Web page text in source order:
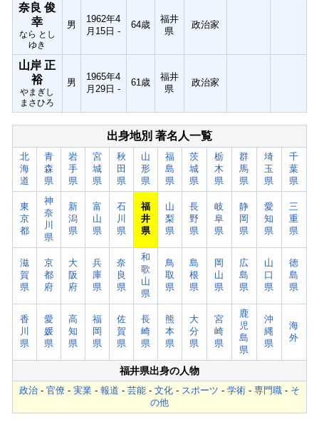
奈良 俊
幸
なら とし
ゆき
男
1962年4
月15日 -
64歳
福井
県
政治家
山岸 正
裕
やまぎし
まさひろ
男
1965年4
月29日 -
61歳
福井
県
政治家
出身地別 著名人一覧
北
海
道
青
森
県
岩
手
県
宮
城
県
秋
田
県
山
形
県
福
島
県
茨
城
県
栃
木
県
群
馬
県
埼
玉
県
千
葉
県
東
京
都
神
奈
川
県
新
潟
県
富
山
県
石
川
県
福
井
県
山
梨
県
長
野
県
岐
阜
県
静
岡
県
愛
知
県
三
重
県
滋
賀
県
京
都
府
大
阪
府
兵
庫
県
奈
良
県
和
歌
山
県
鳥
取
県
島
根
県
岡
山
県
広
島
県
山
口
県
徳
島
県
香
川
県
愛
媛
県
高
知
県
福
岡
県
佐
賀
県
長
崎
県
熊
本
県
大
分
県
宮
崎
県
鹿
児
島
県
沖
縄
県
海
外
福井県出身の人物
政治- 官僚 - 実業- 報道 - 芸能- 文化- スポーツ - 学術- 専門職- そ
の他